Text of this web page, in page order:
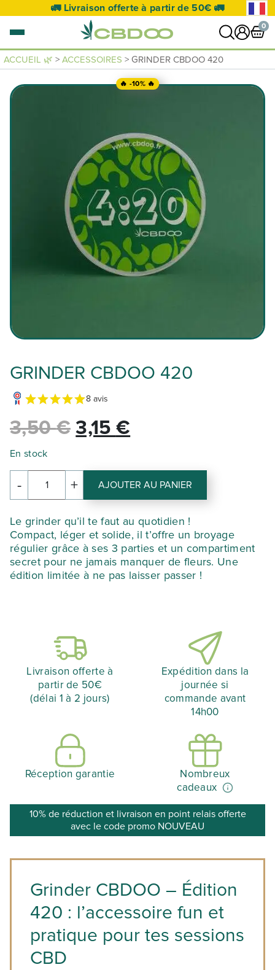
🚛 Livraison offerte à partir de 50€ 🚛
0
0 article VOIR PANIER
Votre panier est vide.
ACCUEIL 🌿 > ACCESSOIRES > GRINDER CBDOO 420
🔥 -10% 🔥
GRINDER CBDOO 420
8 avis
3,50€ Le
initial
était :
3,50 €.
3,15 €
actuel
est :
3,15 €.
En stock
-
quantité
de
GRINDER
CBDOO
420
+ AJOUTER AU PANIER
Le grinder qu’il te faut au quotidien !
Compact, léger et solide, il t’offre un broyage
régulier grâce à ses 3 parties et un compartiment
secret pour ne jamais manquer de fleurs. Une
édition limitée à ne pas laisser passer !
Livraison offerte à
partir de 50€
(délai 1 à 2 jours)
Expédition dans la
journée si
commande avant
14h00
Réception garantie
Nombreux
cadeaux
10% de réduction et livraison en point relais offerte
avec le code promo NOUVEAU
Grinder CBDOO – Édition
420 : l’accessoire fun et
pratique pour tes sessions
CBD